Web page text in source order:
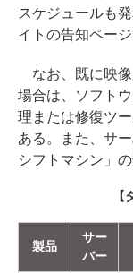
スケジュールも
イトの告知ペー
なお、既に映像
場合は、ソフト
理または修復ツ
ある。また、サ
シフトマシン」
製品
サー
バー